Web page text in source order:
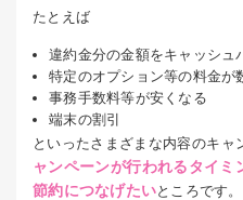
たとえば
違約金分の金額をキャッシュ
特定のオプション等の料金が
事務手数料等が安くなる
端末の割引
といったさまざまな内容のキャ
ャンペーンが行われるタイ
節約につなげたいところです。